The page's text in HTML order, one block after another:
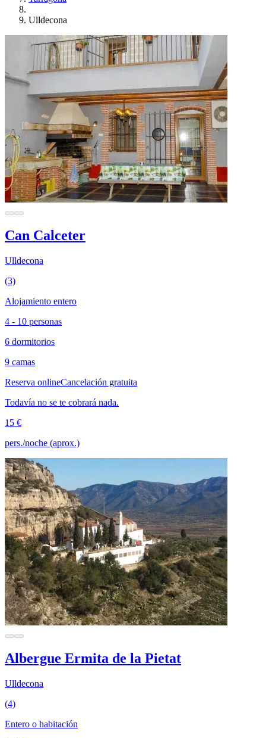
Ulldecona
Can Calceter
Ulldecona
(3)
Alojamiento entero
4 - 10 personas
6 dormitorios
9 camas
Reserva onlineCancelación gratuita
Todavía no se te cobrará nada.
15 €
pers./noche (aprox.)
Albergue Ermita de la Pietat
Ulldecona
(4)
Entero o habitación